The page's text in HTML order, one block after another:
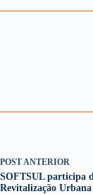
POST ANTERIOR
SOFTSUL participa
Revitalização